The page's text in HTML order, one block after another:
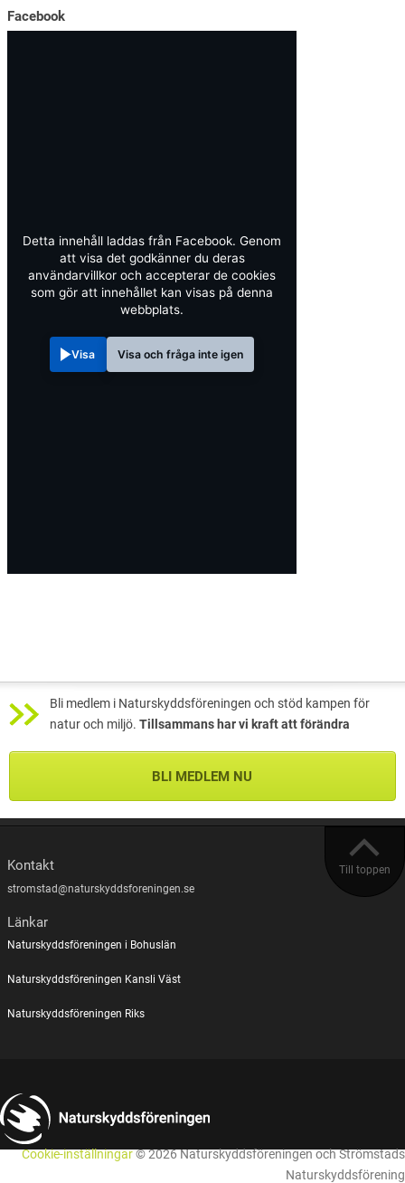
Facebook
Detta innehåll laddas från Facebook. Genom
att visa det godkänner du deras
användarvillkor och accepterar de cookies
som gör att innehållet kan visas på denna
webbplats.
Visa Visa och fråga inte igen
Bli medlem i Naturskyddsföreningen och stöd kampen för
natur och miljö. Tillsammans har vi kraft att förändra
BLI MEDLEM NU
Till toppen
Kontakt
stromstad@naturskyddsforeningen.se
Länkar
Naturskyddsföreningen i Bohuslän
Naturskyddsföreningen Kansli Väst
Naturskyddsföreningen Riks
Cookie-inställningar© 2026 Naturskyddsföreningen och Strömstads
Naturskyddsförening